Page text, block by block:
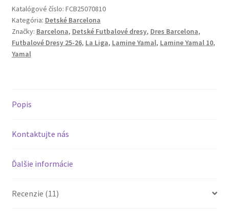
26
Domáci
Dres
Lamine
Yamal
Katalógové číslo: FCB25070810
Kategória: Detské Barcelona
Značky: Barcelona, Detské Futbalové dresy, Dres Barcelona,
Futbalové Dresy 25-26, La Liga, Lamine Yamal, Lamine Yamal 10,
Yamal
Popis
Kontaktujte nás
Ďalšie informácie
Recenzie (11)